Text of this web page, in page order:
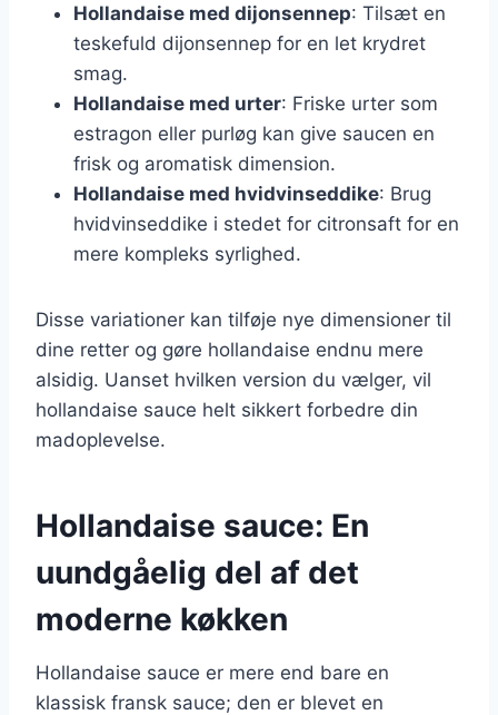
Hollandaise med dijonsennep: Tilsæt en
teskefuld dijonsennep for en let krydret
smag.
Hollandaise med urter: Friske urter som
estragon eller purløg kan give saucen en
frisk og aromatisk dimension.
Hollandaise med hvidvinseddike: Brug
hvidvinseddike i stedet for citronsaft for en
mere kompleks syrlighed.
Disse variationer kan tilføje nye dimensioner til
dine retter og gøre hollandaise endnu mere
alsidig. Uanset hvilken version du vælger, vil
hollandaise sauce helt sikkert forbedre din
madoplevelse.
Hollandaise sauce: En
uundgåelig del af det
moderne køkken
Hollandaise sauce er mere end bare en
klassisk fransk sauce; den er blevet en